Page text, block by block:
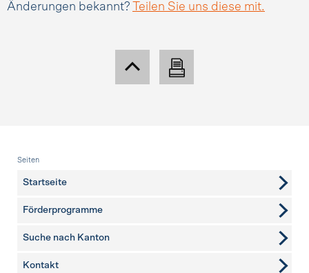
Änderungen bekannt?
Teilen Sie uns diese mit.
Fusszeile
Seiten
Startseite
Förderprogramme
Suche nach Kanton
weitere Seiten
Kontakt